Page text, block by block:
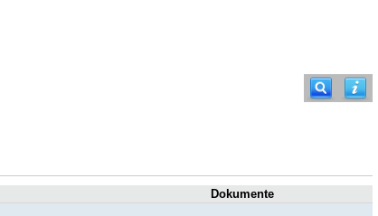
Dokumente